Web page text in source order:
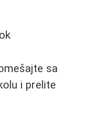
sa
i prelite